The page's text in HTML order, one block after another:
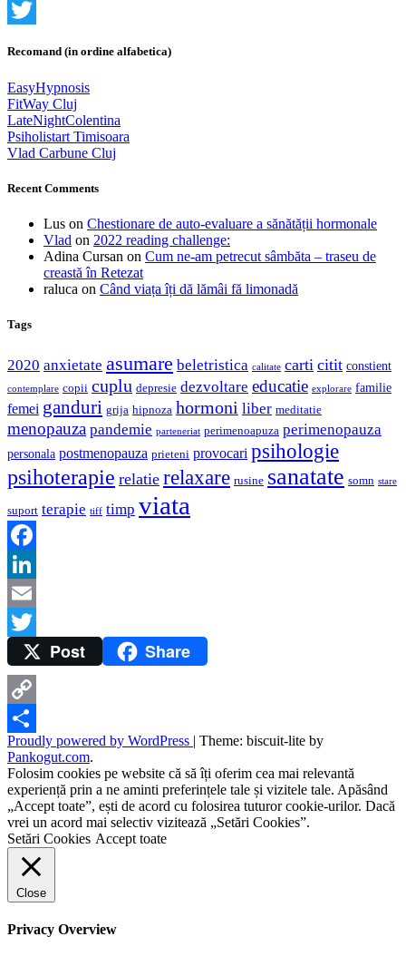
LinkedIn
Recomand (in ordine alfabetica)
EasyHypnosis
FitWay Cluj
LateNightColentina
Psiholistart Timisoara
Vlad Carbune Cluj
Recent Comments
Lus on Chestionare de auto-evaluare a sănătății hormonale
Vlad on 2022 reading challenge:
Adina Cursan on Cum ne-am petrecut sâmbăta – traseu de
creastă în Retezat
raluca on Când viața îți dă lămâi fă limonadă
Tags
2020 anxietate asumare beletristica calitate carti citit constient
contemplare copii cuplu depresie dezvoltare educatie explorare familie
femei ganduri grija hipnoza hormoni liber meditatie
menopauza pandemie parteneriat perimenoapuza perimenopauza
personala postmenopauza prieteni provocari psihologie
psihoterapie relatie relaxare rusine sanatate somn stare
suport terapie tiff timp viata
Facebook
LinkedIn
Email
Twitter
Post Share
Copy
Link
Share
Proudly powered by WordPress | Theme: biscuit-lite by
Pankogut.com.
Folosim cookies pe website că să îți oferim cea mai relevantă
experiență prin a ne aminti preferințele tale și vizitele tale. Apăsând
„Accept toate”, ești de acord cu folosirea tuturor cookie-urilor. Dacă
vrei un acord mai selectiv vizitează „Setări Cookies”.
Setări Cookies Accept toate
Close
Privacy Overview